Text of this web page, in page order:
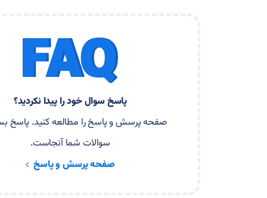
پاسخ سوال خود را پیدا نکردید؟
صفحه پرسش و پاسخ را مطالعه کنید. پاسخ
سوالات شما آنجاست.
صفحه پرسش و پاسخ